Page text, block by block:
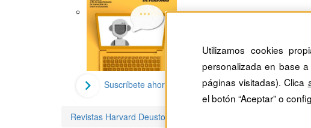
Suscríbete ahora
Revistas Harvard Deusto
Utilizamos cookies
personalizada en base
páginas visitadas). Clica
el botón “Aceptar” o